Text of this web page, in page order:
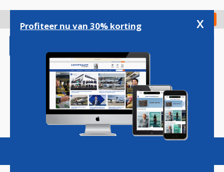
gaan
Check in
Magazine Podcasts Vacatures
Profiteer nu van 30% korting x